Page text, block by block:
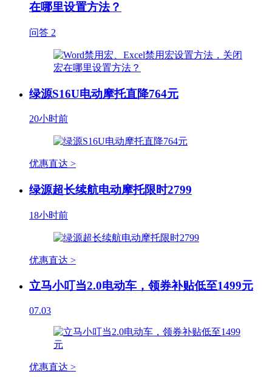
在哪里设置方法？
问答 2
绿源S16U电动摩托直降764元
20小时前
优惠直达 >
绿源超长续航电动摩托限时2799
18小时前
优惠直达 >
立马小叮当2.0电动车，领券补贴低至1499元
07.03
优惠直达 >